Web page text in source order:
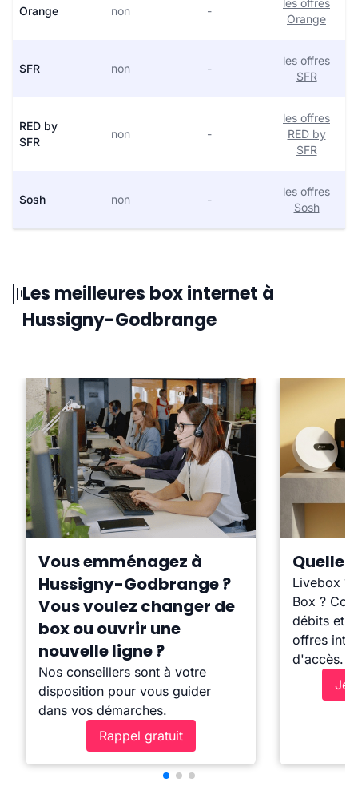
Orange non -
les offres
Orange
SFR non -
les offres
SFR
RED by
SFR
non -
les offres
RED by
SFR
Sosh non -
les offres
Sosh
Les meilleures box internet à
Hussigny-Godbrange
Vous emménagez à
Hussigny-Godbrange ?
Vous voulez changer de
box ou ouvrir une
nouvelle ligne ?
Nos conseillers sont à votre
disposition pour vous guider
dans vos démarches.
Rappel gratuit
Quelle
Livebox ?
Box ?
débits et
offres
d'accès.
Je